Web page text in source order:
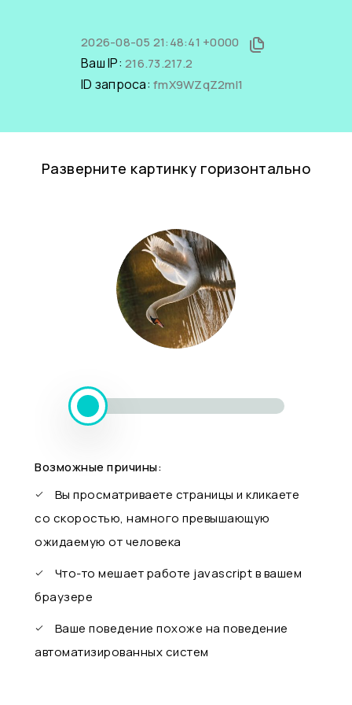
2026-08-05 21:48:41 +0000
Ваш IP: 216.73.217.2
ID запроса: fmX9WZqZ2mI1
Разверните картинку горизонтально
Возможные причины:
Вы просматриваете страницы и кликаете
со скоростью, намного превышающую
ожидаемую от человека
Что-то мешает работе javascript в вашем
браузере
Ваше поведение похоже на поведение
автоматизированных систем